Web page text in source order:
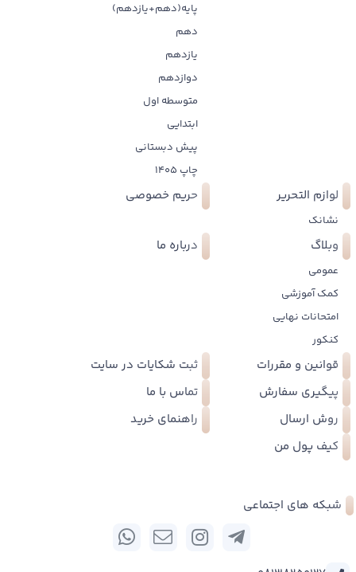
پایه(دهم+یازدهم)
دهم
یازدهم
دوازدهم
متوسطه اول
ابتدایی
پیش دبستانی
چاپ 1405
لوازم التحریر
نشانک
حریم خصوصی
وبلاگ
عمومی
کمک آموزشی
امتحانات نهایی
کنکور
درباره ما
قوانین و مقررات
ثبت شکایات در سایت
پیگیری سفارش
تماس با ما
روش ارسال
راهنمای خرید
کیف پول من
شبکه های اجتماعی